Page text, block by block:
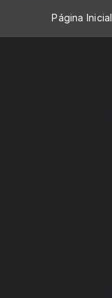
Página Inicial